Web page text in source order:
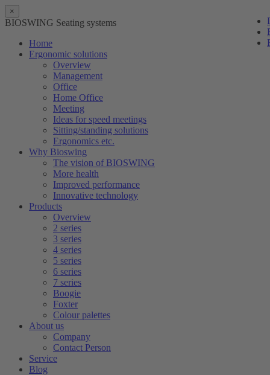
×
BIOSWING Seating systems
Home
Ergonomic solutions
Overview
Management
Office
Home Office
Meeting
Ideas for speed meetings
Sitting/standing solutions
Ergonomics etc.
Why Bioswing
The vision of BIOSWING
More health
Improved performance
Innovative technology
Products
Overview
2 series
3 series
4 series
5 series
6 series
7 series
Boogie
Foxter
Colour palettes
About us
Company
Contact Person
Service
Blog